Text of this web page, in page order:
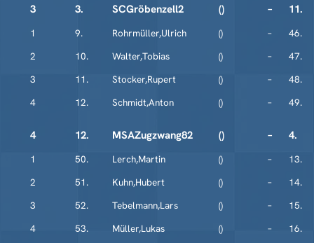
3 3. SCGröbenzell2 () – 11.
1 9. Rohrmüller,Ulrich () –
46.
2
10. Walter,Tobias () –
47.
3
11. Stocker,Rupert () –
48.
4
12. Schmidt,Anton () – 49.
4 12. MSAZugzwang82 () – 4.
1 50. Lerch,Martin () –
13.
2
51. Kuhn,Hubert () –
14.
3
52. Tebelmann,Lars () –
15.
4
53. Müller,Lukas () – 16.